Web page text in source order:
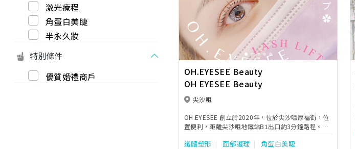
激光療程
角蛋白美睫
半永久妝
特別條件
優質婚禮商戶
Previous Next
OH.EYESEE Beauty
OH EYESEE Beauty
尖沙咀
OH.EYESEE 創立於2020年，位於尖沙咀厚福街，位
置便利，距離尖沙咀地鐵站B1出口約3分鐘路程。致
力為大家提供一個舒適無壓力的美容空間。
纖體塑形 面部護理 角蛋白美睫